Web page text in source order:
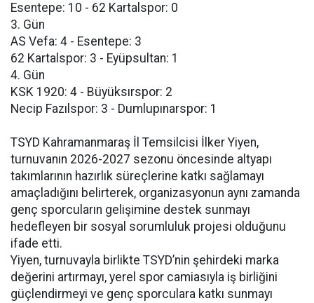
Esentepe: 10 - 62 Kartalspor: 0
3. Gün
AS Vefa: 4 - Esentepe: 3
62 Kartalspor: 3 - Eyüpsultan: 1
4. Gün
KSK 1920: 4 - Büyüksırspor: 2
Necip Fazılspor: 3 - Dumlupınarspor: 1
TSYD Kahramanmaraş İl Temsilcisi İlker Yiyen,
turnuvanın 2026-2027 sezonu öncesinde altyapı
takımlarının hazırlık süreçlerine katkı sağlamayı
amaçladığını belirterek, organizasyonun aynı zamanda
genç sporcuların gelişimine destek sunmayı
hedefleyen bir sosyal sorumluluk projesi olduğunu
ifade etti.
Yiyen, turnuvayla birlikte TSYD’nin şehirdeki marka
değerini artırmayı, yerel spor camiasıyla iş birliğini
güçlendirmeyi ve genç sporculara katkı sunmayı